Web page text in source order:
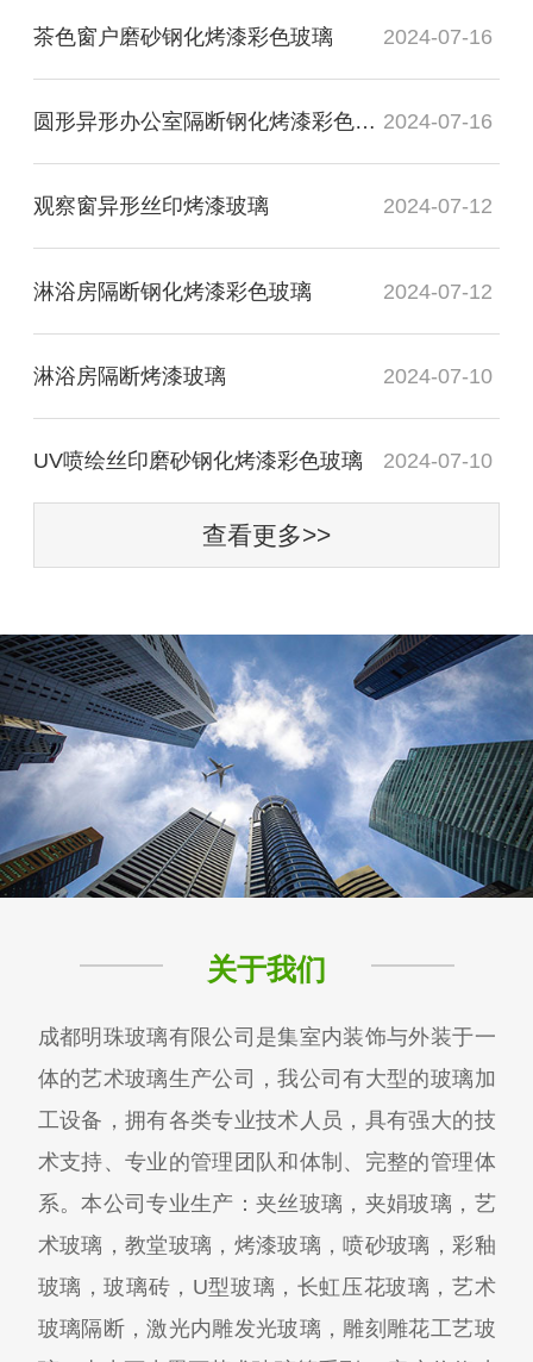
茶色窗户磨砂钢化烤漆彩色玻璃 2024-07-16
圆形异形办公室隔断钢化烤漆彩色玻璃 2024-07-16
观察窗异形丝印烤漆玻璃 2024-07-12
淋浴房隔断钢化烤漆彩色玻璃 2024-07-12
淋浴房隔断烤漆玻璃 2024-07-10
UV喷绘丝印磨砂钢化烤漆彩色玻璃 2024-07-10
查看更多>>
关于我们
成都明珠玻璃有限公司是集室内装饰与外装于一
体的艺术玻璃生产公司，我公司有大型的玻璃加
工设备，拥有各类专业技术人员，具有强大的技
术支持、专业的管理团队和体制、完整的管理体
系。本公司专业生产：夹丝玻璃，夹娟玻璃，艺
术玻璃，教堂玻璃，烤漆玻璃，喷砂玻璃，彩釉
玻璃，玻璃砖，U型玻璃，长虹压花玻璃，艺术
玻璃隔断，激光内雕发光玻璃，雕刻雕花工艺玻